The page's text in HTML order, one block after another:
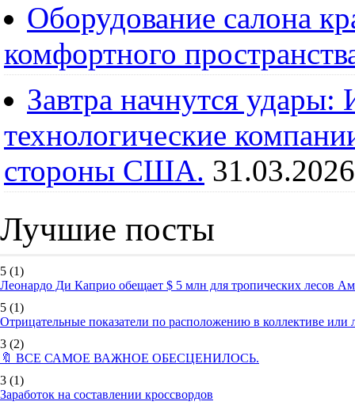
Оборудование салона
комфортного
Завтра начнутся
технологические
стороны США. 31.03.2026
Лучшие посты
5 (1)
Леонардо Ди Каприо обещает $ 5 млн для тропических лесов
5 (1)
Отрицательные показатели по расположению в коллективе
3 (2)
🔖 ВСЕ САМОЕ ВАЖНОЕ ОБЕСЦЕНИЛОСЬ.
3 (1)
Заработок на составлении кроссвордов